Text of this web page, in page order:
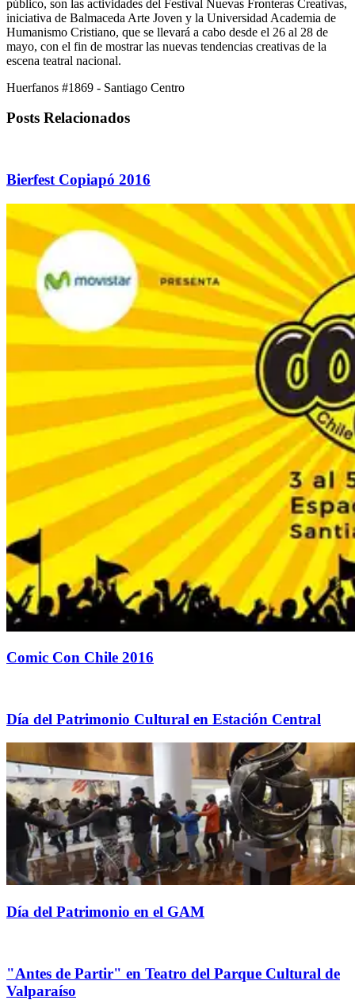
público, son las actividades del Festival Nuevas Fronteras Creativas,
iniciativa de Balmaceda Arte Joven y la Universidad Academia de
Humanismo Cristiano, que se llevará a cabo desde el 26 al 28 de
mayo, con el fin de mostrar las nuevas tendencias creativas de la
escena teatral nacional.
Huerfanos #1869 - Santiago Centro
Posts Relacionados
Bierfest Copiapó 2016
Comic Con Chile 2016
Día del Patrimonio Cultural en Estación Central
Día del Patrimonio en el GAM
"Antes de Partir" en Teatro del Parque Cultural de
Valparaíso